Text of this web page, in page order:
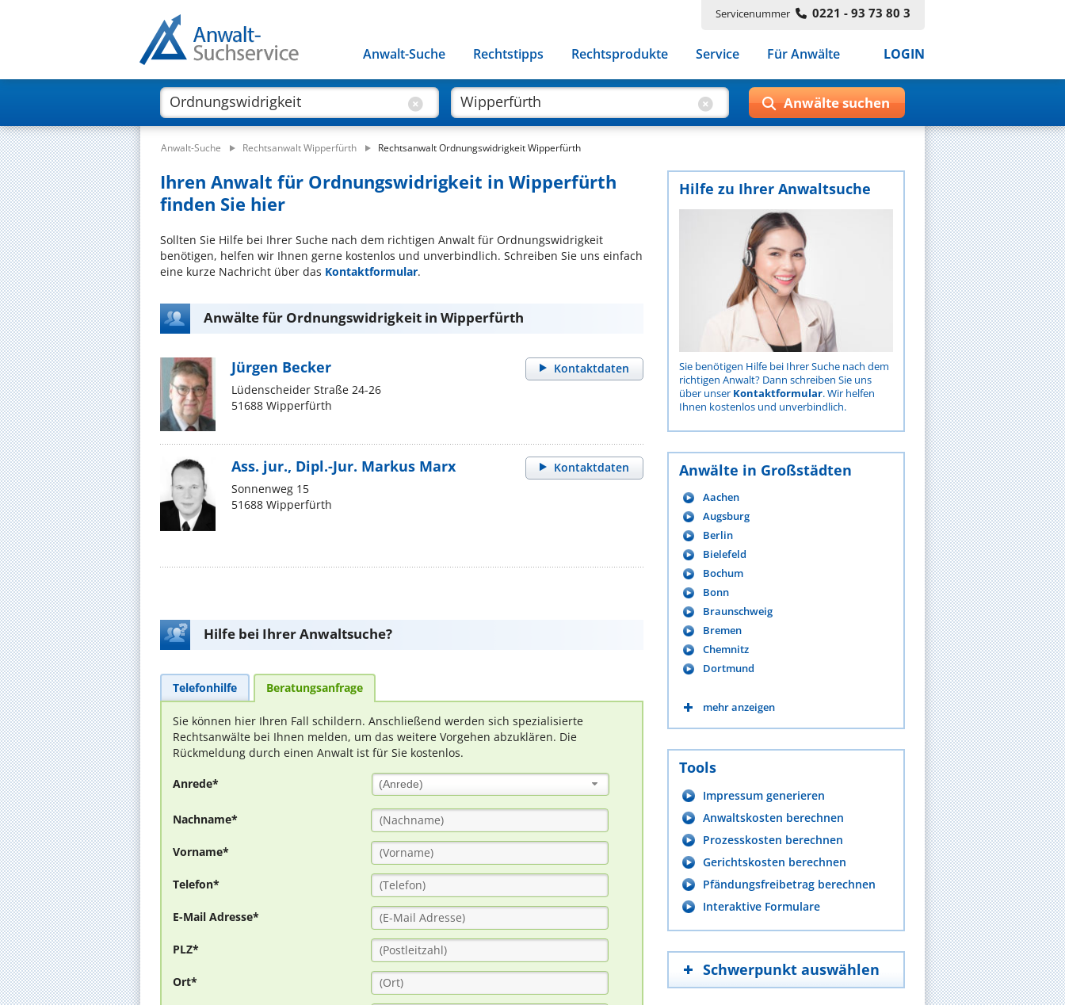
Servicenummer 0221 - 93 73 80 3
Anwalt-Suche Rechtstipps Rechtsprodukte Service Für Anwälte LOGIN
Anwalt-Suche Rechtsanwalt Wipperfürth Rechtsanwalt Ordnungswidrigkeit Wipperfürth
Ihren Anwalt für Ordnungswidrigkeit in Wipperfürth
finden Sie hier
Sollten Sie Hilfe bei Ihrer Suche nach dem richtigen Anwalt für Ordnungswidrigkeit
benötigen, helfen wir Ihnen gerne kostenlos und unverbindlich. Schreiben Sie uns einfach
eine kurze Nachricht über das Kontaktformular.
Anwälte für Ordnungswidrigkeit in Wipperfürth
Kontaktdaten
Jürgen Becker
Lüdenscheider Straße 24-26
51688 Wipperfürth
Kontaktdaten
Ass. jur., Dipl.-Jur. Markus Marx
Sonnenweg 15
51688 Wipperfürth
Hilfe bei Ihrer Anwaltsuche?
Telefonhilfe Beratungsanfrage
Sie können hier Ihren Fall schildern. Anschließend werden sich spezialisierte
Rechtsanwälte bei Ihnen melden, um das weitere Vorgehen abzuklären. Die
Rückmeldung durch einen Anwalt ist für Sie kostenlos.
Anrede* (Anrede)
Nachname*
Vorname*
Telefon*
E-Mail Adresse*
PLZ*
Ort*
Hilfe zu Ihrer Anwaltsuche
Sie benötigen Hilfe bei Ihrer Suche nach dem
richtigen Anwalt? Dann schreiben Sie uns
über unser Kontaktformular. Wir helfen
Ihnen kostenlos und unverbindlich.
Anwälte in Großstädten
Aachen
Augsburg
Berlin
Bielefeld
Bochum
Bonn
Braunschweig
Bremen
Chemnitz
Dortmund
mehr anzeigen
Tools
Impressum generieren
Anwaltskosten berechnen
Prozesskosten berechnen
Gerichtskosten berechnen
Pfändungsfreibetrag berechnen
Interaktive Formulare
Schwerpunkt auswählen